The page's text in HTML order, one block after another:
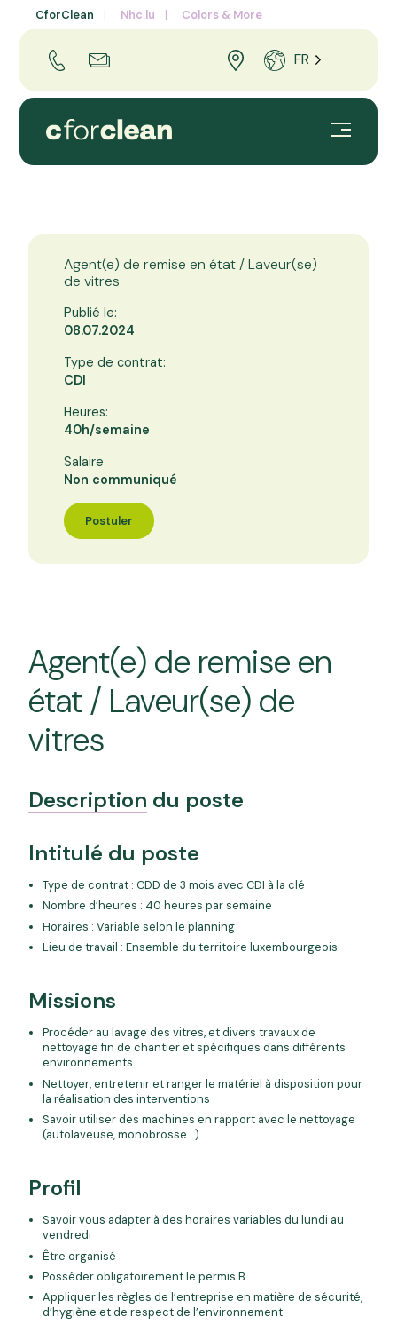
CforClean Nhc.lu Colors & More
FR
Agent(e) de remise en état / Laveur(se)
de vitres
Publié le:
08.07.2024
Type de contrat:
CDI
Heures:
40h/semaine
Salaire
Non communiqué
Postuler
Agent(e) de remise en
état / Laveur(se) de
vitres
Description du poste
Intitulé du poste
Type de contrat : CDD de 3 mois avec CDI à la clé
Nombre d’heures : 40 heures par semaine
Horaires : Variable selon le planning
Lieu de travail : Ensemble du territoire luxembourgeois.
Missions
Procéder au lavage des vitres, et divers travaux de
nettoyage fin de chantier et spécifiques dans différents
environnements
Nettoyer, entretenir et ranger le matériel à disposition pour
la réalisation des interventions
Savoir utiliser des machines en rapport avec le nettoyage
(autolaveuse, monobrosse…)
Profil
Savoir vous adapter à des horaires variables du lundi au
vendredi
Être organisé
Posséder obligatoirement le permis B
Appliquer les règles de l’entreprise en matière de sécurité,
d’hygiène et de respect de l’environnement.